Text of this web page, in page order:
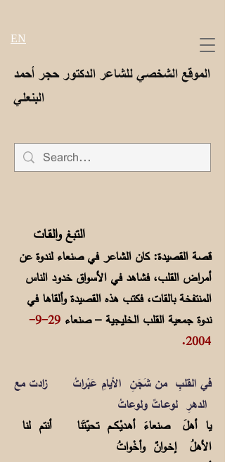
الموقع الشخصي للشاعر الدكتور حجر أحمد
البنعلي
EN
التبغ والـقـات
قصة القصيدة: كان الشاعر في صنعاء لندوة عن
أمراض القلب، فشاهد في الأسواق خدود الناس
المنتفخة بالقات، فكتب هذه القصيدة وألقاها في
ندوة جمعية القلب الخليجية – صنعاء
29-9-
2004
.
في القلبِ من شَجَنِ الأيامِ عَبْراتُ زادت مع
الدهرِ لوعـاتٌ ولوعاتُ
يا أهلَ صنعاءَ أهـديْـكـــم تحيّـتَنا أنتم لنا
الأهلُ إخـوانٌ وأخْواتُ